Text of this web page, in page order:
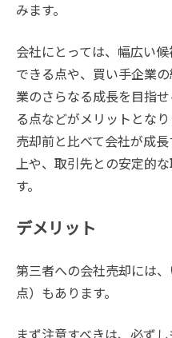
みます。
会社にとっては、幅広い
できる点や、買い手企業
業のさらなる成長を目指
る点などがメリットとなり
売却前と比べて会社が成
上や、取引先との安定的
す。
デメリット
第三者への会社売却には
点）もあります。
まず注意すべきは、必ず